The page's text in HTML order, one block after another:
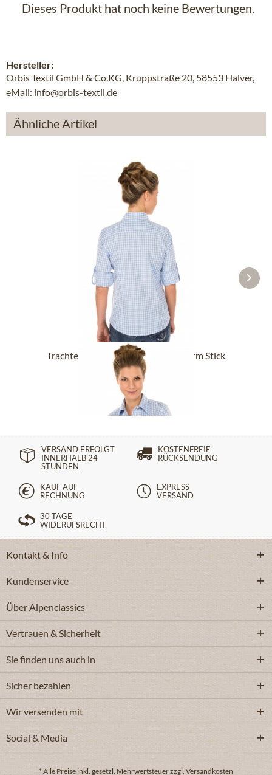
Dieses Produkt hat noch keine Bewertungen.
Hersteller:
Orbis Textil GmbH & Co.KG, Kruppstraße 20, 58553 Halver,
eMail: info@orbis-textil.de
Ähnliche Artikel
Trachtenbluse CHECKERED Langarm Stick
hellblau
ab 29,90 €
VERSAND ERFOLGT
INNERHALB 24
STUNDEN
KOSTENFREIE
RÜCKSENDUNG
KAUF AUF
RECHNUNG
EXPRESS
VERSAND
30 TAGE
WIDERUFSRECHT
Kontakt & Info
Kundenservice
Über Alpenclassics
Vertrauen & Sicherheit
Sie finden uns auch in
Sicher bezahlen
Wir versenden mit
Social & Media
* Alle Preise inkl. gesetzl. Mehrwertsteuer zzgl. Versandkosten